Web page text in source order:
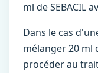
ml de SEBACIL
Dans le cas
mélanger 20 ml
procéder au